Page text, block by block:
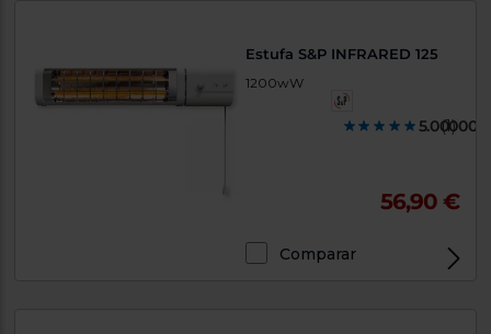
Estufa S&P INFRARED 125
1200wW
(1)
56,90 €
Comparar